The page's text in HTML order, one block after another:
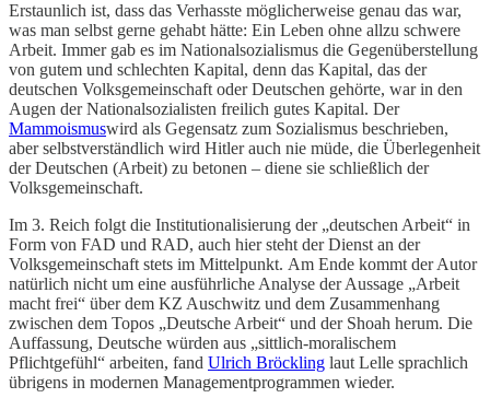
Erstaunlich ist, dass das Verhasste möglicherweise genau das war,
was man selbst gerne gehabt hätte: Ein Leben ohne allzu schwere
Arbeit. Immer gab es im Nationalsozialismus die Gegenüberstellung
von gutem und schlechten Kapital, denn das Kapital, das der
deutschen Volksgemeinschaft oder Deutschen gehörte, war in den
Augen der Nationalsozialisten freilich gutes Kapital. Der
Mammoismuswird als Gegensatz zum Sozialismus beschrieben,
aber selbstverständlich wird Hitler auch nie müde, die Überlegenheit
der Deutschen (Arbeit) zu betonen – diene sie schließlich der
Volksgemeinschaft.
Im 3. Reich folgt die Institutionalisierung der „deutschen Arbeit“ in
Form von FAD und RAD, auch hier steht der Dienst an der
Volksgemeinschaft stets im Mittelpunkt. Am Ende kommt der Autor
natürlich nicht um eine ausführliche Analyse der Aussage „Arbeit
macht frei“ über dem KZ Auschwitz und dem Zusammenhang
zwischen dem Topos „Deutsche Arbeit“ und der Shoah herum. Die
Auffassung, Deutsche würden aus „sittlich-moralischem
Pflichtgefühl“ arbeiten, fand Ulrich Bröckling laut Lelle sprachlich
übrigens in modernen Managementprogrammen wieder.